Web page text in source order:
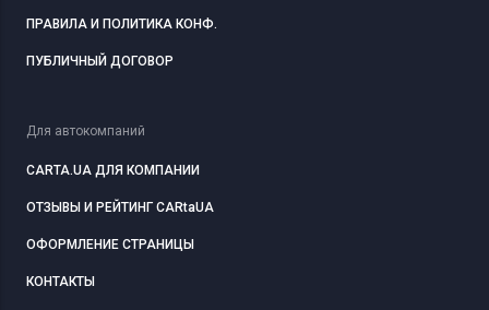
ПРАВИЛА И ПОЛИТИКА КОНФ.
ПУБЛИЧНЫЙ ДОГОВОР
Для автокомпаний
CARTA.UA ДЛЯ КОМПАНИИ
ОТЗЫВЫ И РЕЙТИНГ CARtaUA
ОФОРМЛЕНИЕ СТРАНИЦЫ
КОНТАКТЫ